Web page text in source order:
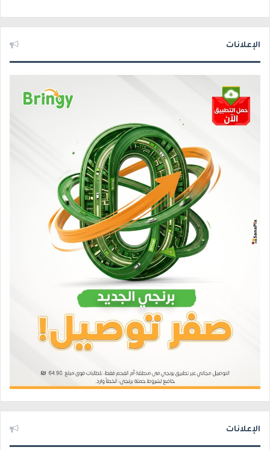
الإعلانات
الإعلانات